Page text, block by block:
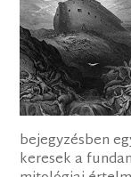
bejegyzésben
keresek a